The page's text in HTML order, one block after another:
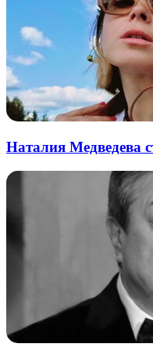
Наталия Медведева